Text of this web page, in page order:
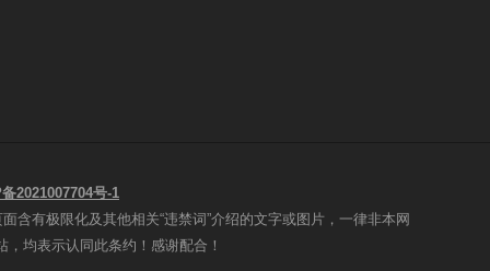
2021007704号-1
含有极限化及其他相关“违禁词”介绍的文字或图片，一律非本网
均表示认同此条约！感谢配合！